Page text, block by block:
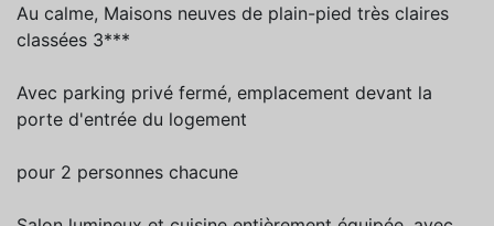
Au calme, Maisons neuves de plain-pied très claires
classées 3***
Avec parking privé fermé, emplacement devant la
porte d'entrée du logement
pour 2 personnes chacune